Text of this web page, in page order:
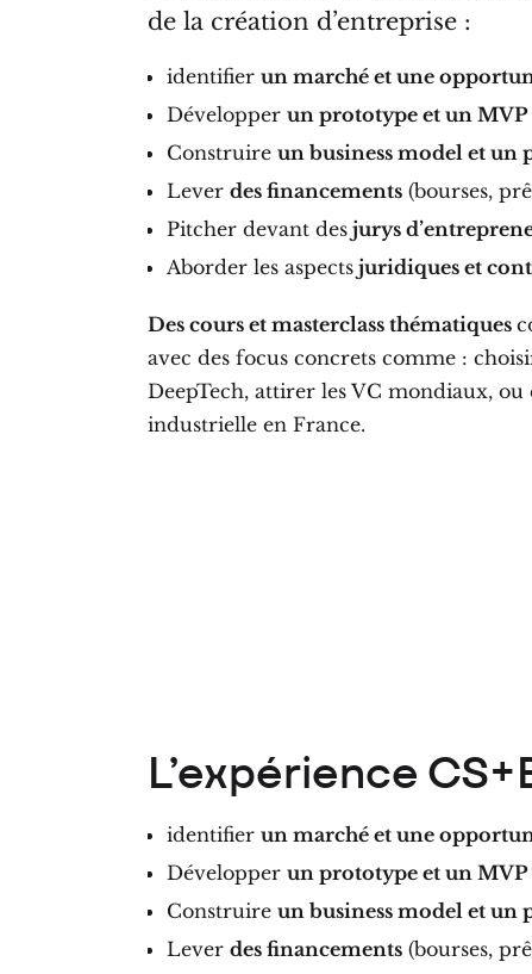
de la création d’entreprise :
identifier un marché et une
Développer un prototype et un MVP
Construire un business model et un
Lever des financements (bourses,
Pitcher devant des jurys
Aborder les aspects juridiques et
Des cours et masterclass thématiques
avec des focus concrets comme :
DeepTech, attirer les VC mondiaux,
industrielle en France.
L’expérience
identifier un marché et une
Développer un prototype et un MVP
Construire un business model et un
Lever des financements (bourses,